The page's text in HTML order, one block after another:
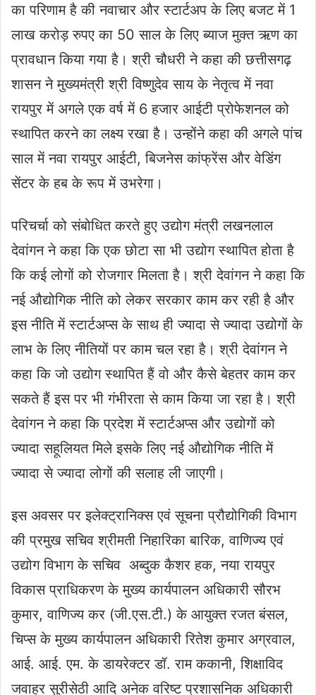
का परिणाम है की नवाचार और स्टार्टअप के लिए बजट में 1
लाख करोड़ रुपए का 50 साल के लिए ब्याज मुक्त ऋण का
प्रावधान किया गया है। श्री चौधरी ने कहा की छत्तीसगढ़
शासन ने मुख्यमंत्री श्री विष्णुदेव साय के नेतृत्व में नवा
रायपुर में अगले एक वर्ष में 6 हजार आईटी प्रोफेशनल को
स्थापित करने का लक्ष्य रखा है। उन्होंने कहा की अगले पांच
साल में नवा रायपुर आईटी, बिजनेस कांफ्रेंस और वेडिंग
सेंटर के हब के रूप में उभरेगा।
परिचर्चा को संबोधित करते हुए उद्योग मंत्री लखनलाल
देवांगन ने कहा कि एक छोटा सा भी उद्योग स्थापित होता है
कि कई लोगों को रोजगार मिलता है। श्री देवांगन ने कहा कि
नई औद्योगिक नीति को लेकर सरकार काम कर रही है और
इस नीति में स्टार्टअप्स के साथ ही ज्यादा से ज्यादा उद्योगों के
लाभ के लिए नीतियों पर काम चल रहा है। श्री देवांगन ने
कहा कि जो उद्योग स्थापित हैं वो और कैसे बेहतर काम कर
सकते हैं इस पर भी गंभीरता से काम किया जा रहा है। श्री
देवांगन ने कहा कि प्रदेश में स्टार्टअप्स और उद्योगों को
ज्यादा सहूलियत मिले इसके लिए नई औद्योगिक नीति में
ज्यादा से ज्यादा लोगों की सलाह ली जाएगी।
इस अवसर पर इलेक्ट्रानिक्स एवं सूचना प्रौद्योगिकी विभाग
की प्रमुख सचिव श्रीमती निहारिका बारिक, वाणिज्य एवं
उद्योग विभाग के सचिव अब्दुक कैशर हक, नया रायपुर
विकास प्राधिकरण के मुख्य कार्यपालन अधिकारी सौरभ
कुमार, वाणिज्य कर (जी.एस.टी.) के आयुक्त रजत बंसल,
चिप्स के मुख्य कार्यपालन अधिकारी रितेश कुमार अग्रवाल,
आई. आई. एम. के डायरेक्टर डॉ. राम ककानी, शिक्षाविद
जवाहर सुरीसेठी आदि अनेक वरिष्ट प्रशासनिक अधिकारी